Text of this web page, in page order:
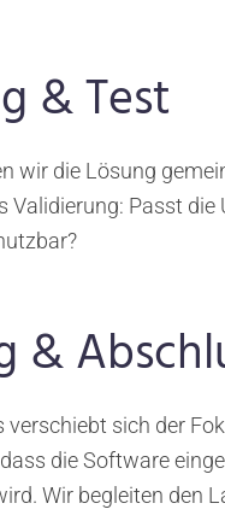
& Test
wir die Lösung
Validierung: Passt
&
sich der
die Software
Wir begleiten den